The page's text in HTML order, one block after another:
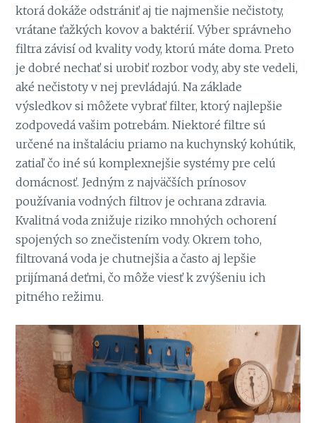
ktorá dokáže odstrániť aj tie najmenšie nečistoty,
vrátane ťažkých kovov a baktérií. Výber správneho
filtra závisí od kvality vody, ktorú máte doma. Preto
je dobré nechať si urobiť rozbor vody, aby ste vedeli,
aké nečistoty v nej prevládajú. Na základe
výsledkov si môžete vybrať filter, ktorý najlepšie
zodpovedá vašim potrebám. Niektoré filtre sú
určené na inštaláciu priamo na kuchynský kohútik,
zatiaľ čo iné sú komplexnejšie systémy pre celú
domácnosť. Jedným z najväčších prínosov
používania vodných filtrov je ochrana zdravia.
Kvalitná voda znižuje riziko mnohých ochorení
spojených so znečistením vody. Okrem toho,
filtrovaná voda je chutnejšia a často aj lepšie
prijímaná deťmi, čo môže viesť k zvýšeniu ich
pitného režimu.